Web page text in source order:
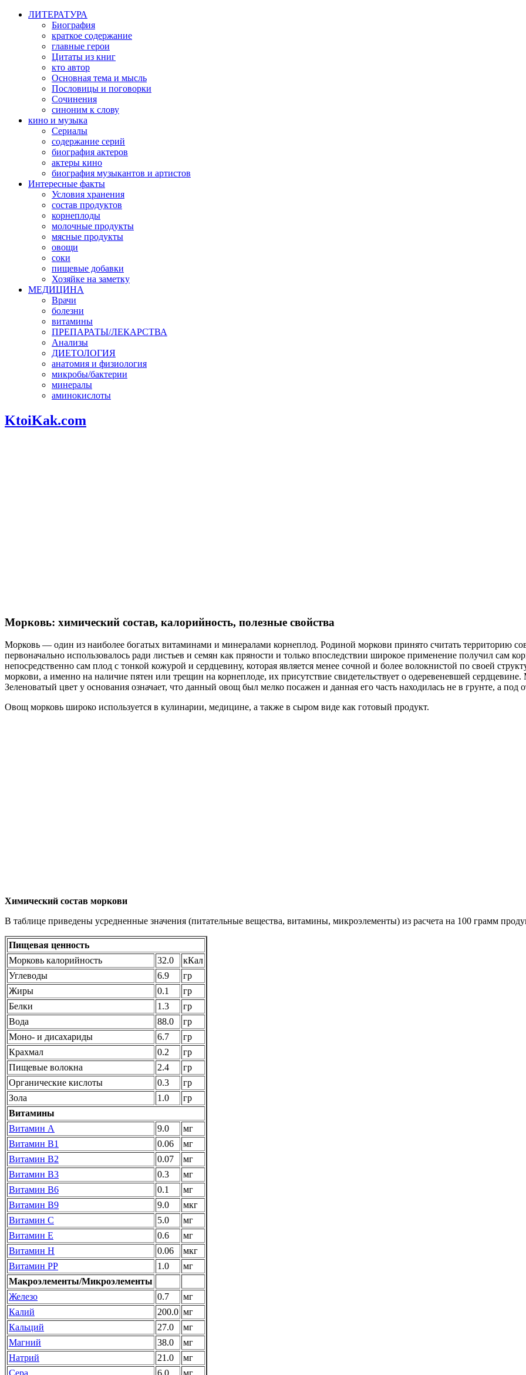
ЛИТЕРАТУРА
Биография
краткое содержание
главные герои
Цитаты из книг
кто автор
Основная тема и мысль
Пословицы и поговорки
Сочинения
синоним к слову
кино и музыка
Сериалы
содержание серий
биография актеров
актеры кино
биография музыкантов и артистов
Интересные факты
Условия хранения
состав продуктов
корнеплоды
молочные продукты
мясные продукты
овощи
соки
пищевые добавки
Хозяйке на заметку
МЕДИЦИНА
Врачи
болезни
витамины
ПРЕПАРАТЫ/ЛЕКАРСТВА
Анализы
ДИЕТОЛОГИЯ
анатомия и физиология
микробы/бактерии
минералы
аминокислоты
KtoiKak.com
Морковь: химический состав, калорийность, полезные свойства
Морковь — один из наиболее богатых витаминами и минералами корнеплод. Родиной моркови принято считать территорию
первоначально использовалось ради листьев и семян как пряности и только впоследствии широкое применение получил сам
непосредственно сам плод с тонкой кожурой и сердцевину, которая является менее сочной и более волокнистой по своей
моркови, а именно на наличие пятен или трещин на корнеплоде, их присутствие свидетельствует о одеревеневшей
Зеленоватый цвет у основания означает, что данный овощ был мелко посажен и данная его часть находилась не в грунте, а
Овощ морковь широко используется в кулинарии, медицине, а также в сыром виде как готовый продукт.
Химический состав моркови
В таблице приведены усредненные значения (питательные вещества, витамины, микроэлементы) из расчета на 100 грамм
Пищевая ценность
Морковь калорийность
32.0
кКал
Углеводы
6.9
гр
Жиры
0.1
гр
Белки
1.3
гр
Вода
88.0
гр
Моно- и дисахариды
6.7
гр
Крахмал
0.2
гр
Пищевые волокна
2.4
гр
Органические кислоты
0.3
гр
Зола
1.0
гр
Витамины
Витамин А
9.0
мг
Витамин B1
0.06
мг
Витамин В2
0.07
мг
Витамин В3
0.3
мг
Витамин В6
0.1
мг
Витамин В9
9.0
мкг
Витамин C
5.0
мг
Витамин Е
0.6
мг
Витамин Н
0.06
мкг
Витамин PP
1.0
мг
Макроэлементы/Микроэлементы
Железо
0.7
мг
Калий
200.0 мг
Кальций
27.0
мг
Магний
38.0
мг
Натрий
21.0
мг